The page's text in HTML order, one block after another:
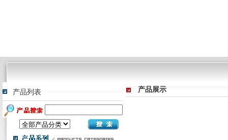
产品列表 产品展示